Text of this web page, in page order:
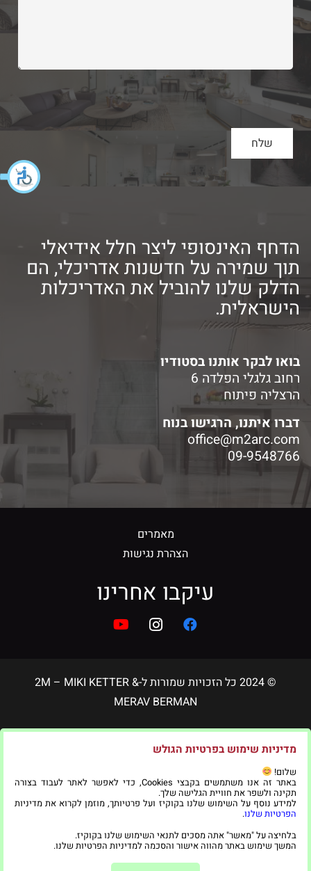
הדחף האינסופי ליצר חלל אידיאלי
תוך שמירה על חדשנות אדריכלי, הם
הדלק שלנו להוביל את האדריכלות
הישראלית.
בואו לבקר אותנו בסטודיו
רחוב גלגלי הפלדה 6
הרצליה פיתוח
דברו איתנו, הרגישו בנוח
office@m2arc.com
09-9548766
מאמרים
הצהרת נגישות
עיקבו אחרינו
© 2024 כל הזכויות שמורות ל-2M – MIKI KETTER &
MERAV BERMAN
בניית אתרים ושיווק דיגיטלי
מדיניות שימוש בפרטיות הגולש
שלום!
באתר זה אנו משתמשים בקבצי Cookies, כדי לאפשר לאתר לעבוד בצורה
תקינה ולשפר את חוויית הגלישה שלך.
למידע נוסף על השימוש שלנו בקוקיז ועל פרטיותך, מוזמן לקרוא את מדיניות
הפרטיות שלנו.
בלחיצה על "מאשר" אתה מסכים לתנאי השימוש שלנו בקוקיז.
המשך שימוש באתר מהווה אישור והסכמה למדיניות הפרטיות שלנו.